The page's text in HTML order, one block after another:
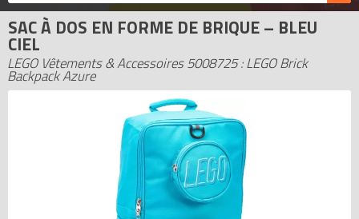
BONS PLANS
ASSOCIATIONS DE FANS
EXPOSITIONS LEGO
LEGO LES PLUS CHERS
DERNIERS LEGO AJOUTÉS
SAC À DOS EN FORME DE BRIQUE – BLEU
CIEL
LEGO Vêtements & Accessoires 5008725 : LEGO Brick
Backpack Azure